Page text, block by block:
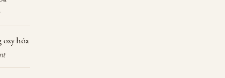
hóa